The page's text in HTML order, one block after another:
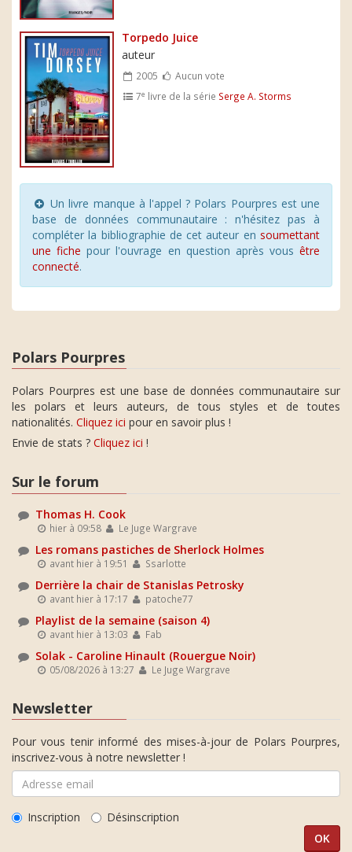
Torpedo Juice
auteur
2005
Aucun vote
7e livre de la série Serge A. Storms
Un livre manque à l'appel ? Polars Pourpres est une
base de données communautaire : n'hésitez pas à
compléter la bibliographie de cet auteur en soumettant
une fiche pour l'ouvrage en question après vous être
connecté.
Polars Pourpres
Polars Pourpres est une base de données communautaire sur
les polars et leurs auteurs, de tous styles et de toutes
nationalités. Cliquez ici pour en savoir plus !
Envie de stats ? Cliquez ici !
Sur le forum
Thomas H. Cook
hier à 09:58 Le Juge Wargrave
Les romans pastiches de Sherlock Holmes
avant hier à 19:51 Ssarlotte
Derrière la chair de Stanislas Petrosky
avant hier à 17:17 patoche77
Playlist de la semaine (saison 4)
avant hier à 13:03 Fab
Solak - Caroline Hinault (Rouergue Noir)
05/08/2026 à 13:27 Le Juge Wargrave
Newsletter
Pour vous tenir informé des mises-à-jour de Polars Pourpres,
inscrivez-vous à notre newsletter !
Inscription Désinscription